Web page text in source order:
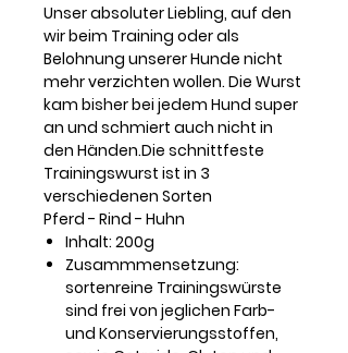
Unser absoluter Liebling, auf den
wir beim Training oder als
Belohnung unserer Hunde nicht
mehr verzichten wollen. Die Wurst
kam bisher bei jedem Hund super
an und schmiert auch nicht in
den Händen.Die schnittfeste
Trainingswurst ist in 3
verschiedenen Sorten
Pferd - Rind - Huhn
Inhalt: 200g
Zusammmensetzung:
sortenreine Trainingswürste
sind frei von jeglichen Farb-
und Konservierungsstoffen,